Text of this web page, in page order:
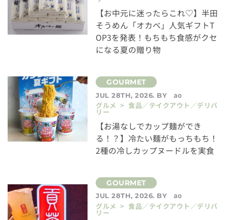
【お中元に迷ったらこれ♡】半田
そうめん「オカベ」人気ギフトT
OP3を発表！もちもち食感がクセ
になる夏の贈り物
JUL 28TH, 2026. BY
ao
グルメ > 食品／テイクアウト／デリバ
リー
【お湯なしでカップ麺ができ
る！？】冷たい麺がもっちもち！
2種の冷しカップヌードルを実食
JUL 28TH, 2026. BY
ao
グルメ > 食品／テイクアウト／デリバ
リー